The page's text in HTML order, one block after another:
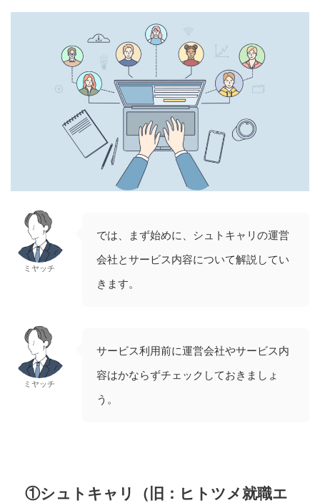
ミヤッチ
では、まず始めに、シュトキャリの運営
会社とサービス内容について解説してい
きます。
ミヤッチ
サービス利用前に運営会社やサービス内
容はかならずチェックしておきましょ
う。
①シュトキャリ（旧：ヒトツメ就職エ